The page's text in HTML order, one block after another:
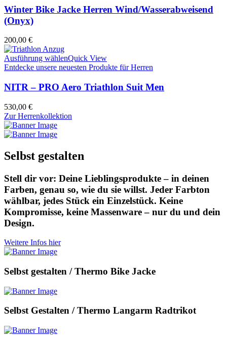
Winter Bike Jacke Herren Wind/Wasserabweisend
(Onyx)
200,00 €
Ausführung wählenQuick View
Entdecke unsere neuesten Produkte für Herren
NITR – PRO Aero Triathlon Suit Men
530,00 €
Zur Herrenkollektion
Selbst gestalten
Stell dir vor: Deine Lieblingsprodukte – in deinen
Farben, genau so, wie du sie willst. Jeder Farbton
wählbar, jedes Stück ein Einzelstück. Keine
Kompromisse, keine Massenware – nur du und dein
Design.
Weitere Infos hier
Selbst gestalten / Thermo Bike Jacke
Selbst Gestalten / Thermo Langarm Radtrikot